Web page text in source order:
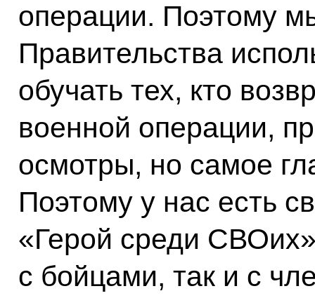
операции. Поэтому
Правительства
обучать тех, кто
военной операции,
осмотры, но самое
Поэтому у нас есть
«Герой среди
с бойцами, так и с